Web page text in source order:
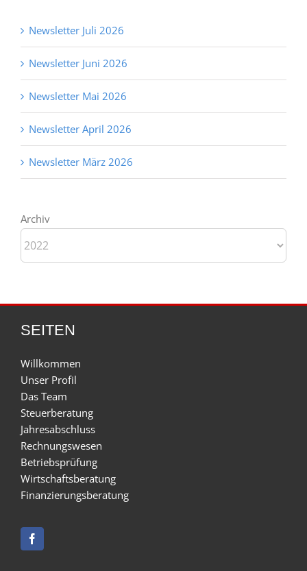
Newsletter Juli 2026
Newsletter Juni 2026
Newsletter Mai 2026
Newsletter April 2026
Newsletter März 2026
Archiv
SEITEN
Willkommen
Unser Profil
Das Team
Steuerberatung
Jahresabschluss
Rechnungswesen
Betriebsprüfung
Wirtschaftsberatung
Finanzierungsberatung